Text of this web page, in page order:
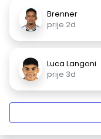
Brenner
prije 2d
Luca Langoni
prije 3d